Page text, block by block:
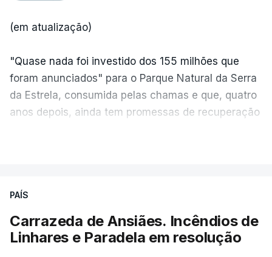
(em atualização)
"Quase nada foi investido dos 155 milhões que
foram anunciados" para o Parque Natural da Serra
da Estrela, consumida pelas chamas e que, quatro
anos depois, ainda tem promessas de recuperação
ESTE CONTEÚDO ESTÁ NESTE
PAÍS
Carrazeda de Ansiães. Incêndios de
Linhares e Paradela em resolução